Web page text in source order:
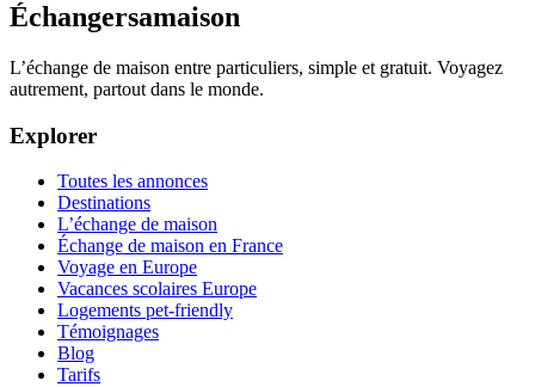
Échangersamaison
L’échange de maison entre particuliers, simple et gratuit. Voyagez
autrement, partout dans le monde.
Explorer
Toutes les annonces
Destinations
L’échange de maison
Échange de maison en France
Voyage en Europe
Vacances scolaires Europe
Logements pet-friendly
Témoignages
Blog
Tarifs